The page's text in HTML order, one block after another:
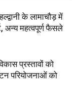
के लामाचौड़ में
अन्य महत्वपूर्ण फैसले
प्रस्तावों को
परियोजनाओं को